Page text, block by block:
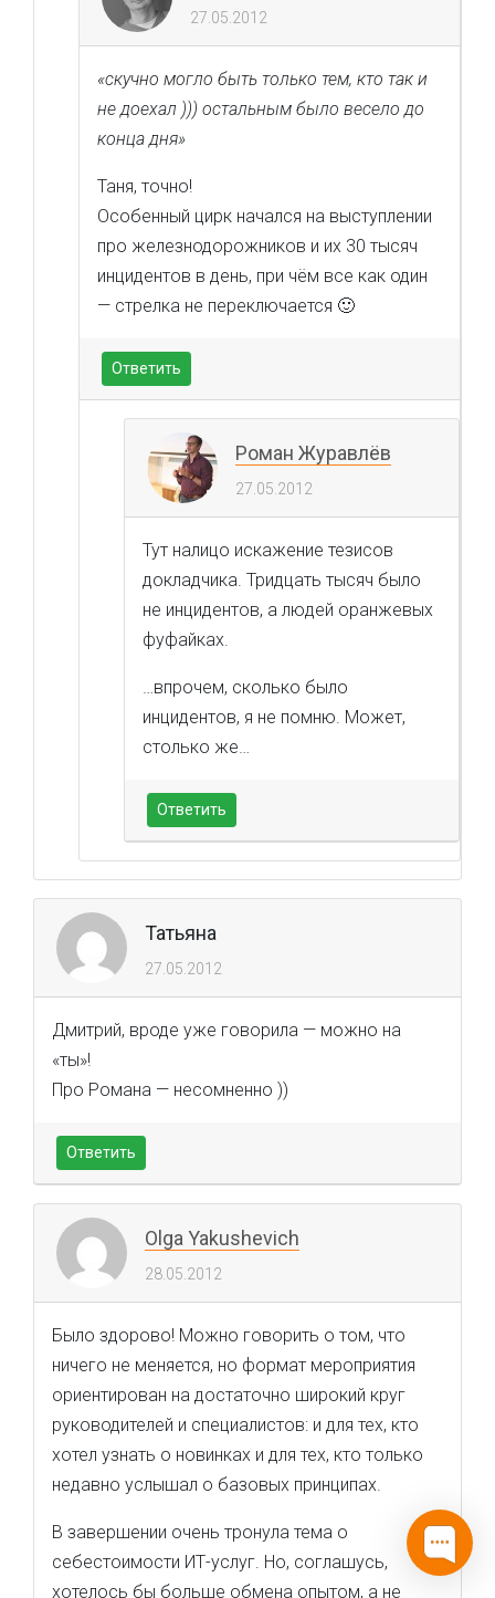
27.05.2012
«скучно могло быть только тем, кто так и
не доехал ))) остальным было весело до
конца дня»
Таня, точно!
Особенный цирк начался на выступлении
про железнодорожников и их 30 тысяч
инцидентов в день, при чём все как один
— стрелка не переключается 🙂
Ответить
Роман Журавлёв
27.05.2012
Тут налицо искажение тезисов
докладчика. Тридцать тысяч было
не инцидентов, а людей оранжевых
фуфайках.
…впрочем, сколько было
инцидентов, я не помню. Может,
столько же…
Ответить
Татьяна
27.05.2012
Дмитрий, вроде уже говорила — можно на
«ты»!
Про Романа — несомненно ))
Ответить
Olga Yakushevich
28.05.2012
Было здорово! Можно говорить о том, что
ничего не меняется, но формат мероприятия
ориентирован на достаточно широкий круг
руководителей и специалистов: и для тех, кто
хотел узнать о новинках и для тех, кто только
недавно услышал о базовых принципах.
В завершении очень тронула тема о
себестоимости ИТ-услуг. Но, соглашусь,
хотелось бы больше обмена опытом, а не